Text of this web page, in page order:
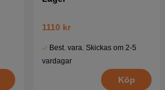
1110 kr
Best. vara. Skickas om 2-5
vardagar
Köp